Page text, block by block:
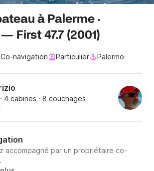
à Palerme ·
First 47.7 (2001)
Co-navigation Particulier Palermo
· 4 cabines · 8 couchages
accompagné par un propriétaire co-